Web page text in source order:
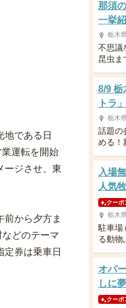
地である日
運転を開始
ージさせ、東
から夕方ま
どのテーマ
券は乗車日
那須
一挙
栃木
不思議
昆虫ま
8/9 栃
トラ
栃木
話題の
める！
入場
人気
クーポ
栃木
駐車場
る動物
オパ
しに
クーポ